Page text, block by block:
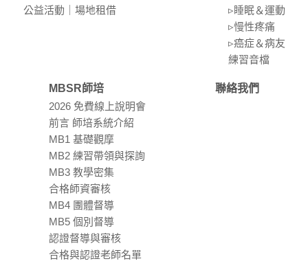
公益活動｜場地租借
▹睡眠＆運動
▹慢性疼痛
▹癌症＆病友
練習⾳檔
MBSR師培
2026 免費線上說明會
前言 師培系統介紹
MB1 基礎觀摩
MB2 練習帶領與探詢
MB3 教學密集
合格師資審核
MB4 團體督導
MB5 個別督導
認證督導與審核
合格與認證老師名單
聯絡我們